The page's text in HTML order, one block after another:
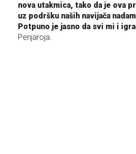
nova utakmica, tako da je ova
uz podršku naših navijača
Potpuno je jasno da svi mi i
Penjaroja.